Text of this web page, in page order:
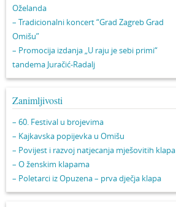
Oželanda
– Tradicionalni koncert “Grad Zagreb Grad
Omišu”
– Promocija izdanja „U raju je sebi primi“
tandema Juračić-Radalj
Zanimljivosti
– 60. Festival u brojevima
– Kajkavska popijevka u Omišu
– Povijest i razvoj natjecanja mješovitih klapa
– O ženskim klapama
– Poletarci iz Opuzena – prva dječja klapa